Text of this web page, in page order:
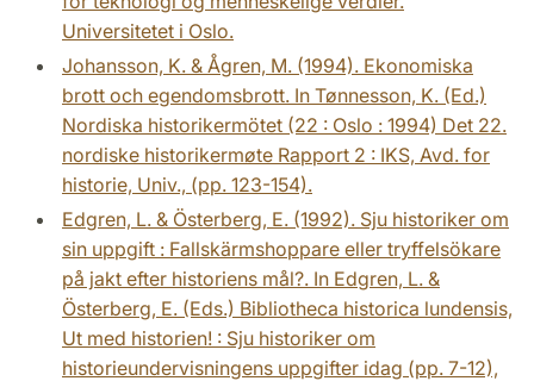
Universitetet i Oslo.
Johansson, K. & Ågren, M. (1994). Ekonomiska
brott och egendomsbrott. In Tønnesson, K. (Ed.)
Nordiska historikermötet (22 : Oslo : 1994) Det 22.
nordiske historikermøte Rapport 2 : IKS, Avd. for
historie, Univ., (pp. 123-154).
Edgren, L. & Österberg, E. (1992). Sju historiker om
sin uppgift : Fallskärmshoppare eller tryffelsökare
på jakt efter historiens mål?. In Edgren, L. &
Österberg, E. (Eds.) Bibliotheca historica lundensis,
Ut med historien! : Sju historiker om
historieundervisningens uppgifter idag (pp. 7-12),